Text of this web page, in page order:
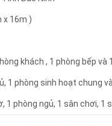
x 16m )
khách , 1 phòng bếp và
1 phòng sinh hoạt chung
1 phòng ngủ, 1 sân chơi, 1